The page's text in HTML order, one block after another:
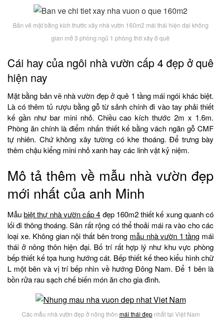
Bản vẽ mặt bằng kích thước xây nhà vườn 160m2 mái thái hiện đại không
gian mở 3 phòng ngủ 1 phòng thờ xây ở quê
Cái hay của ngôi nhà vườn cấp 4 đẹp ở quê
hiện nay
Mặt bằng bản vẽ nhà vườn đẹp ở quê 1 tầng mái ngói khác biệt.
Là có thêm tủ rượu bằng gỗ từ sảnh chính đi vào tay phải thiết
kế gần như bar mini nhỏ. Chiều cao kích thước 2m x 1.6m.
Phòng ăn chính là điểm nhấn thiết kế bằng vách ngăn gỗ CMF
tự nhiên. Chứ không xây tường có khe thoáng. Để trưng bày
thêm chậu kiểng mini nhỏ xanh hay các linh vật kỷ niệm.
Mô tả thêm về mẫu nhà vườn đẹp
mới nhất của anh Minh
Mẫubiệt thự nhà vườn cấp 4 đẹp 160m2 thiết kế xung quanh có
lối đi thông thoáng. Sân rất rộng có thể thoải mái ra vào cho các
loại xe. Không gian nội thất bên trong mẫu nhà vườn 1 tầng mái
thái ở nông thôn hiện đại. Bố trí rất hợp lý như khu vực phòng
bếp thiết kế tọa hung hướng cát. Bếp thiết kế theo kiểu hình chữ
L một bên và vị trí bếp nhìn về hướng Đông Nam. Để 1 bên là
bồn rửa rau sạch chế biến món ăn cho gia đình.
Các mẫu nhà vườn đẹp ở nông thôn mái thái đẹpnhất tại Việt Nam